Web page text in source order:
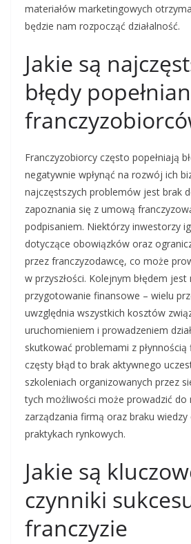
materiałów marketingowych
będzie nam rozpocząć działalność.
Jakie są
błędy
Franczyzobiorcy często popełniają
negatywnie wpłynąć na rozwój ich
najczęstszych problemów jest brak
zapoznania się z umową
podpisaniem. Niektórzy inwestorzy
dotyczące obowiązków oraz
przez franczyzodawcę, co może
w przyszłości. Kolejnym błędem
przygotowanie finansowe – wielu
uwzględnia wszystkich kosztów
uruchomieniem i prowadzeniem
skutkować problemami z
częsty błąd to brak aktywnego
szkoleniach organizowanych przez
tych możliwości może prowadzić do
zarządzania firmą oraz braku wiedzy
praktykach rynkowych.
Jakie są
czynniki
franczyzie